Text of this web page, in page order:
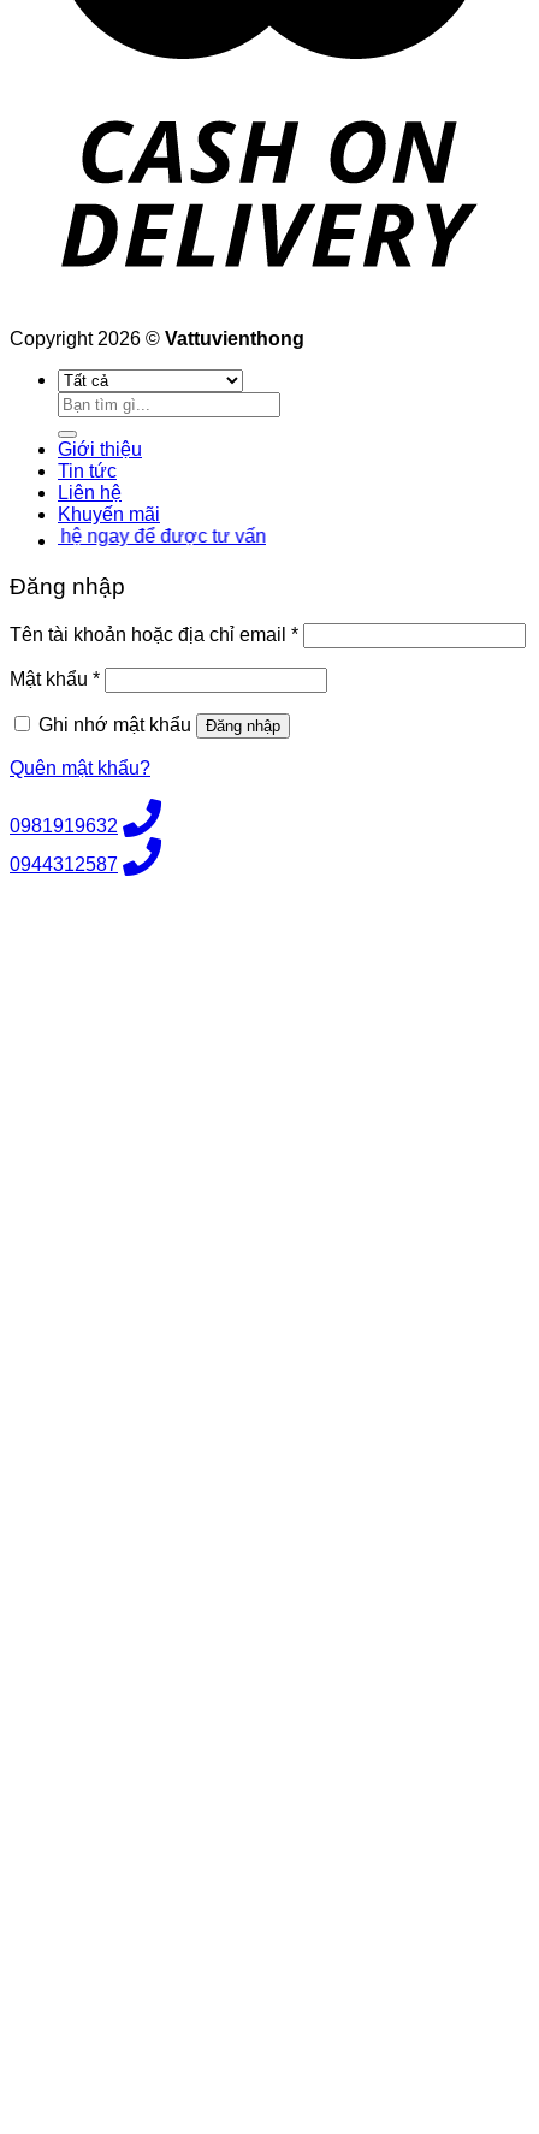
Copyright 2026 © Vattuvienthong
Tìm
kiếm:
Giới thiệu
Tin tức
Liên hệ
Khuyến mãi
ngay để được tư vấn
Đăng nhập
Tên tài khoản hoặc địa chỉ email *Bắt
buộc
Mật khẩu *Bắt
buộc
Ghi nhớ mật khẩu
Đăng nhập
Quên mật khẩu?
0981919632
0944312587